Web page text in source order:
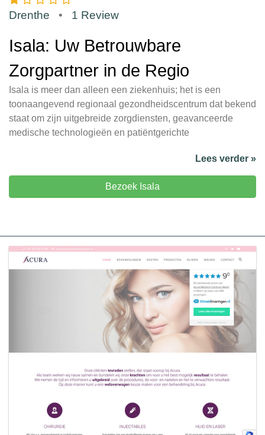
Drenthe • 1 Review
Isala: Uw Betrouwbare
Zorgpartner in de Regio
Isala is meer dan alleen een ziekenhuis; het is een
toonaangevend regionaal gezondheidscentrum dat bekend
staat om zijn uitgebreide zorgdiensten, geavanceerde
medische technologieën en patiëntgerichte
Lees verder »
Bezoek Isala